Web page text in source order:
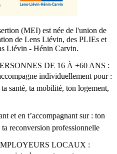
(MEI) est née de l'union de
de Lens Liévin, des PLIEs et
Liévin - Hénin Carvin.
DE 16 À +60 ANS :
individuellement pour :
santé, ta mobilité, ton logement,
et en t’accompagnant sur : ton
reconversion professionnelle
LOCAUX :